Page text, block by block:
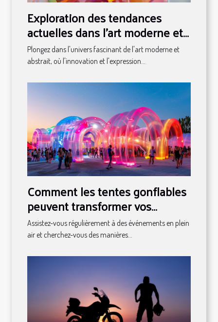
Exploration des tendances
actuelles dans l'art moderne et
abstrait
Plongez dans l'univers fascinant de l'art moderne et
abstrait, où l'innovation et l'expression...
Comment les tentes gonflables
peuvent transformer vos
événements en spectacles
Assistez-vous régulièrement à des événements en plein
air et cherchez-vous des manières...